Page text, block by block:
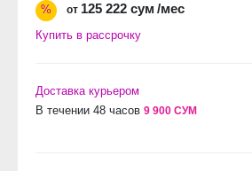
%
от 125 222 сум /мес
Купить в рассрочку
Доставка курьером
В течении 48 часов 9 900 СУМ